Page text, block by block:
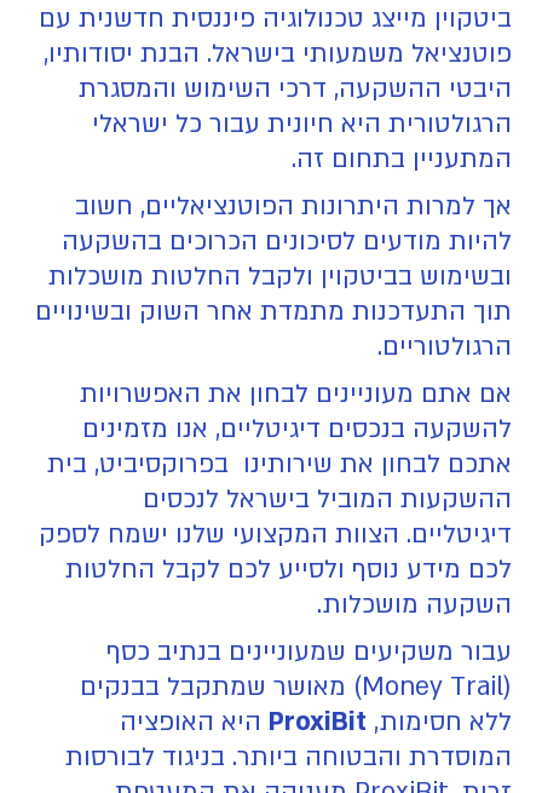
ביטקוין מייצג טכנולוגיה פיננסית חדשנית עם
פוטנציאל משמעותי בישראל. הבנת יסודותיו,
היבטי ההשקעה, דרכי השימוש והמסגרת
הרגולטורית היא חיונית עבור כל ישראלי
המתעניין בתחום זה.
אך למרות היתרונות הפוטנציאליים, חשוב
להיות מודעים לסיכונים הכרוכים בהשקעה
ובשימוש בביטקוין ולקבל החלטות מושכלות
תוך התעדכנות מתמדת אחר השוק ובשינויים
הרגולטוריים.
אם אתם מעוניינים לבחון את האפשרויות
להשקעה בנכסים דיגיטליים, אנו מזמינים
אתכם לבחון את שירותינו בפרוקסיביט, בית
ההשקעות המוביל בישראל לנכסים
דיגיטליים. הצוות המקצועי שלנו ישמח לספק
לכם מידע נוסף ולסייע לכם לקבל החלטות
השקעה מושכלות.
עבור משקיעים שמעוניינים בנתיב כסף
(Money Trail) מאושר שמתקבל בבנקים
ללא חסימות, ProxiBit היא האופציה
המוסדרת והבטוחה ביותר. בניגוד לבורסות